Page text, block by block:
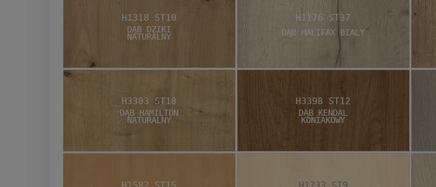
Dąb Dziki
Naturalny
H1318 ST10
Dąb Halifax Bialy
H1176 ST37
Dąb Hamilton
Naturalny
H3303 ST10
Dąb Kendal
Koniakowy
H3398 ST12
H1582 ST15 H1733 ST9